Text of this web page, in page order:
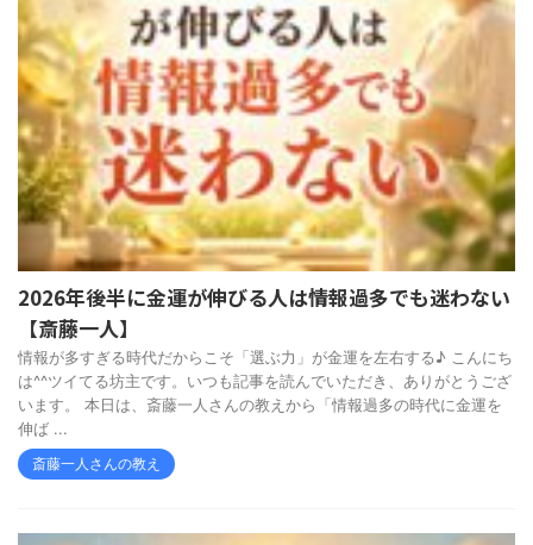
2026年後半に金運が伸びる人は情報過多でも迷わない
【斎藤一人】
情報が多すぎる時代だからこそ「選ぶ力」が金運を左右する♪ こんにち
は^^ツイてる坊主です。いつも記事を読んでいただき、ありがとうござ
います。 本日は、斎藤一人さんの教えから「情報過多の時代に金運を
伸ば ...
斎藤一人さんの教え